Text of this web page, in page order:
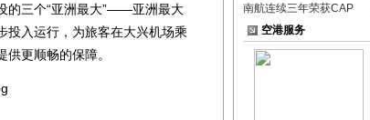
的三个“亚洲最大”——亚洲最大
投入运行，为旅客在大兴机场乘
更顺畅的保障。
南航连续三年荣获CAP
空港服务